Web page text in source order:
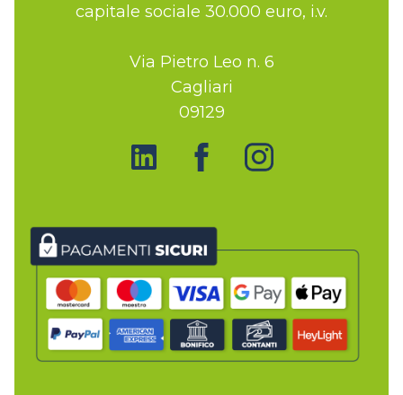
capitale sociale 30.000 euro, i.v.
Via Pietro Leo n. 6
Cagliari
09129